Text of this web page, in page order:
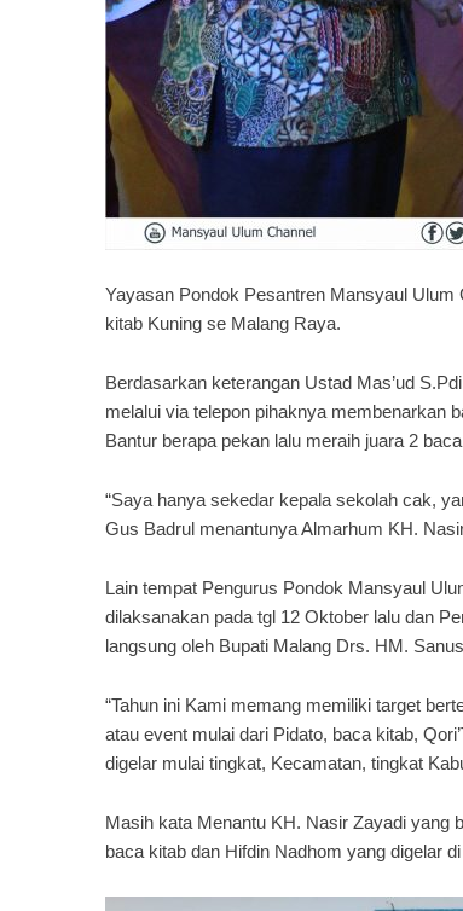
Yayasan Pondok Pesantren Mansyaul Ulum
kitab Kuning se Malang Raya.
Berdasarkan keterangan Ustad Mas’ud
melalui via telepon pihaknya membenarkan
Bantur berapa pekan lalu meraih juara 2
“Saya hanya sekedar kepala sekolah cak,
Gus Badrul menantunya Almarhum KH.
Lain tempat Pengurus Pondok Mansyaul
dilaksanakan pada tgl 12 Oktober lalu dan
langsung oleh Bupati Malang Drs. HM.
“Tahun ini Kami memang memiliki target
atau event mulai dari Pidato, baca kitab,
digelar mulai tingkat, Kecamatan, tingkat
Masih kata Menantu KH. Nasir Zayadi yang
baca kitab dan Hifdin Nadhom yang digelar